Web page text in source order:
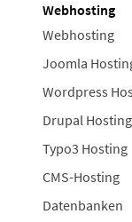
Webhosting
Webhosting
Joomla
Wordpress
Drupal Hosting
Typo3 Hosting
CMS-Hosting
Datenbanken